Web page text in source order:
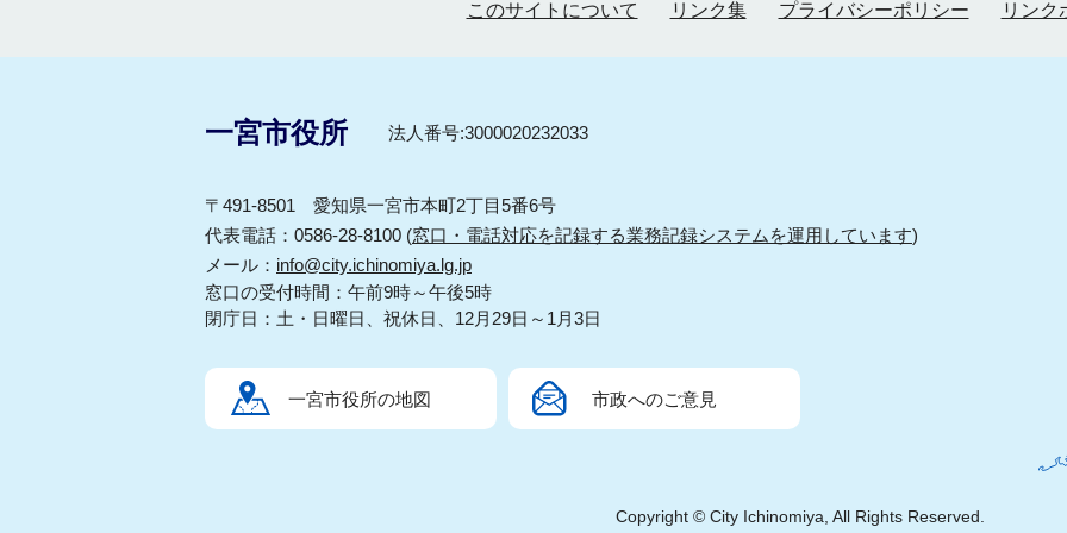
このサイトについて リンク集 プライバシーポリシー リンク
一宮市役所 法人番号:3000020232033
〒491-8501 愛知県一宮市本町2丁目5番6号
代表電話：0586-28-8100 (窓口・電話対応を記録する業務記録システムを運用しています)
メール： info@city.ichinomiya.lg.jp
窓口の受付時間：午前9時～午後5時
閉庁日：土・日曜日、祝休日、12月29日～1月3日
一宮市役所の地図 市政へのご意見
Copyright © City Ichinomiya, All Rights Reserved.